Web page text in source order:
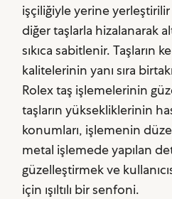
işçiliğiyle yerine
diğer taşlarla hizalanarak
sıkıca sabitlenir. Taşların
kalitelerinin yanı sıra
Rolex taş işlemelerinin
taşların yüksekliklerinin
konumları, işlemenin
metal işlemede yapılan
güzelleştirmek ve
için ışıltılı bir senfoni.